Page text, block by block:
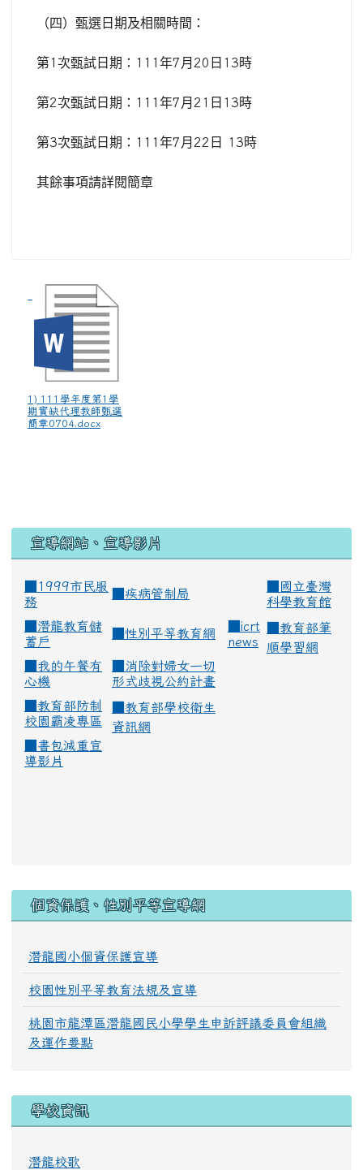
（四）甄選日期及相關時間：
第1 次甄試日期： 111 年7 月 20 日 13時
第2次甄試日期： 111 年7 月 21 日 13時
第3次甄試日期： 111 年7 月 22 日 13時
其餘事項請詳閱簡章
1) 111學年度第1學
期實缺代理教師甄選
簡章0704.docx
宣導網站、宣導影片
■1999市民服
務
疾病管制局
國立臺灣
科學教育館
潛龍教育儲
蓄戶
性別平等教育網
icrt
news
教育部筆
順學習網
我的午餐有
心機
消除對婦女一切
形式歧視公約計畫
教育部防制
校園霸凌專區
教育部學校衛生
資訊網
書包減重宣
導影片
個資保護、性別平等宣導網
潛龍國小個資保護宣導
校園性別平等教育法規及宣導
桃園市龍潭區潛龍國民小學學生申訴評議委員會組織
及運作要點
學校資訊
潛龍校歌